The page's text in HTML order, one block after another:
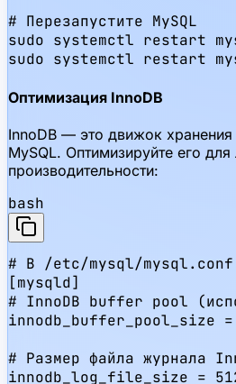
# Перезапустите MySQL
sudo systemctl restart
sudo systemctl restart
Оптимизация InnoDB
InnoDB — это движок
MySQL. Оптимизируйте его
производительности:
bash
# В /etc/mysql/
[mysqld]
# InnoDB buffer pool
innodb_buffer_pool_size =
# Размер файла журнала
innodb_log_file_size =